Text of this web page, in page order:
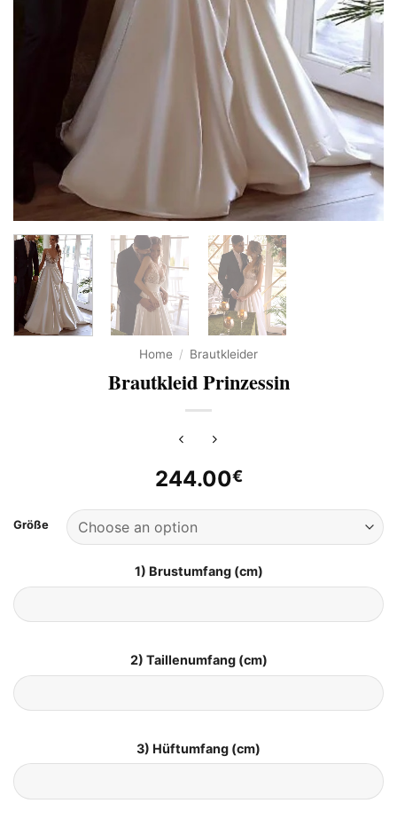
Home / Brautkleider
Brautkleid Prinzessin
244.00€
Größe
1) Brustumfang (cm)
2) Taillenumfang (cm)
3) Hüftumfang (cm)